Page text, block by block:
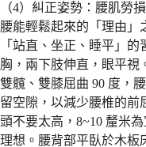
（4）糾正姿勢：腰肌勞
腰能輕鬆起來的「理由」
「站直、坐正、睡平」
胸，兩下肢伸直，眼平視
雙髖、雙膝屈曲 90 度，
留空隙，以減少腰椎的前
頭不要太高，8~10 釐米
理想。腰背部平臥於木板